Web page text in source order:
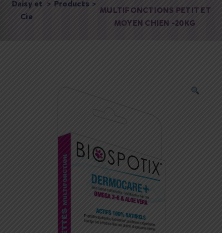
Daisy et
Cie
> Products >
MULTIFONCTIONS PETIT ET
MOYEN CHIEN -20KG